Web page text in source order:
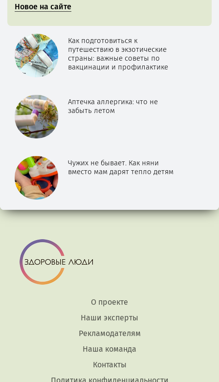
Новое на сайте
Как подготовиться к
путешествию в экзотические
страны: важные советы по
вакцинации и профилактике
Аптечка аллергика: что не
забыть летом
Чужих не бывает. Как няни
вместо мам дарят тепло детям
О проекте
Наши эксперты
Рекламодателям
Наша команда
Контакты